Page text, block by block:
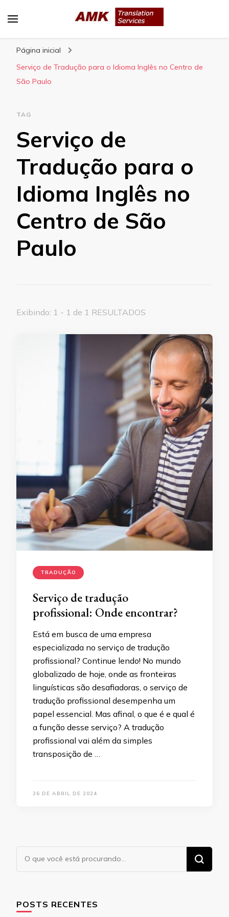
livre, tradução técnica, interpretação
consecutiva, interpretação simultânea, etc.
Página inicial
Serviço de Tradução para o Idioma Inglês no Centro de
São Paulo
TAG
Serviço de
Tradução para o
Idioma Inglês no
Centro de São
Paulo
Exibindo: 1 - 1 de 1 RESULTADOS
TRADUÇÃO
Serviço de tradução
profissional: Onde encontrar?
Está em busca de uma empresa
especializada no serviço de tradução
profissional? Continue lendo! No mundo
globalizado de hoje, onde as fronteiras
linguísticas são desafiadoras, o serviço de
tradução profissional desempenha um
papel essencial. Mas afinal, o que é e qual é
a função desse serviço? A tradução
profissional vai além da simples
transposição de …
26 DE ABRIL DE 2024
POSTS RECENTES